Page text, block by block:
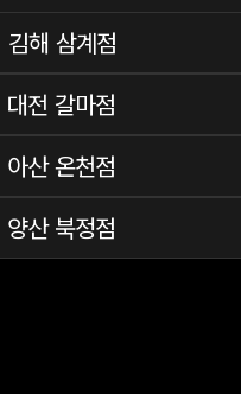
김해 삼계점
대전 갈마점
아산 온천점
양산 북정점